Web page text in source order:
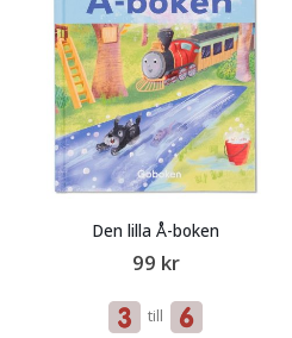
Den lilla Å-boken
99 kr
till